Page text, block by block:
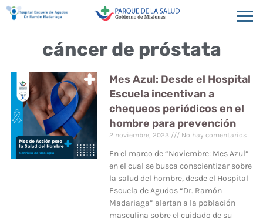
cáncer de próstata
Mes Azul: Desde el Hospital
Escuela incentivan a
chequeos periódicos en el
hombre para prevención
2 noviembre, 2023 No hay comentarios
En el marco de “Noviembre: Mes Azul”
en el cual se busca conscientizar sobre
la salud del hombre, desde el Hospital
Escuela de Agudos “Dr. Ramón
Madariaga” alertan a la población
masculina sobre el cuidado de su